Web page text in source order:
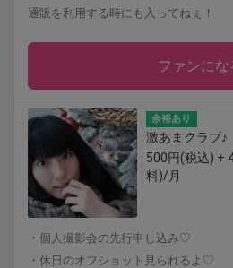
通販を利用する時にも入ってねぇ！
ファンにな
余裕あり
激あまクラブ♪
500円(税込) +
料)/月
・個人撮影会の先行申し込み♡
・休日のオフショット見られるよ♡